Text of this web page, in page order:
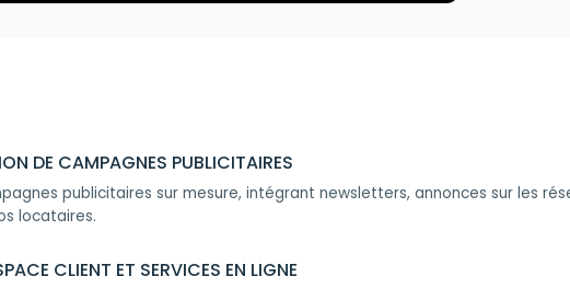
DE CAMPAGNES PUBLICITAIRES
publicitaires sur mesure, intégrant newsletters, annonces sur les
locataires.
CLIENT ET SERVICES EN LIGNE